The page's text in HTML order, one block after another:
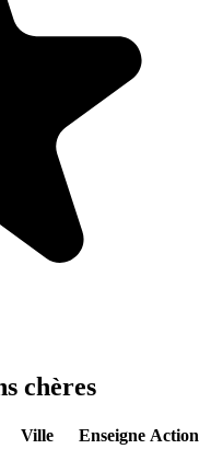
chères
Ville Enseigne Action